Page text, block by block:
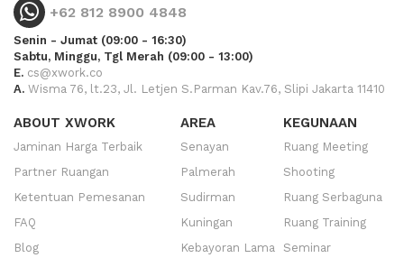
+62 812 8900 4848
Senin - Jumat (09:00 - 16:30)
Sabtu, Minggu, Tgl Merah (09:00 - 13:00)
E. cs@xwork.co
A. Wisma 76, lt.23, Jl. Letjen S.Parman Kav.76, Slipi Jakarta 11410
ABOUT XWORK
Jaminan Harga Terbaik
Partner Ruangan
Ketentuan Pemesanan
FAQ
Blog
AREA
Senayan
Palmerah
Sudirman
Kuningan
Kebayoran Lama
KEGUNAAN
Ruang Meeting
Shooting
Ruang Serbaguna
Ruang Training
Seminar